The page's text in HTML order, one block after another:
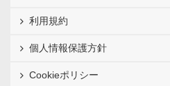
利用規約
個人情報保護方針
Cookieポリシー